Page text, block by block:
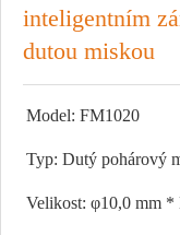
inteligentním
dutou miskou
Model: FM1020
Typ: Dutý pohárový
Velikost: φ10,0 mm *